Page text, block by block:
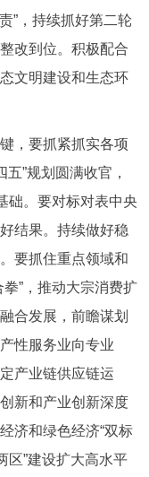
”，持续抓好第二轮
改到位。积极配合
文明建设和生态环
，要抓紧抓实各项
”规划圆满收官，
础。要对标对表中央
结果。持续做好稳
要抓住重点领域和
”，推动大宗消费扩
合发展，前瞻谋划
性服务业向专业
产业链供应链运
新和产业创新深度
济和绿色经济“双标
区”建设扩大高水平